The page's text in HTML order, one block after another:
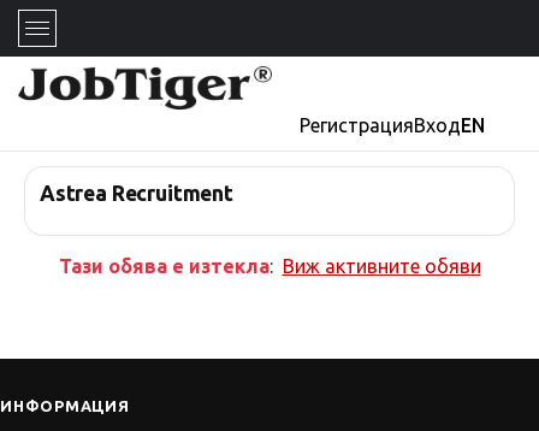
РегистрацияВходEN
Astrea Recruitment
Тази обява е изтекла: Виж активните обяви
ИНФОРМАЦИЯ